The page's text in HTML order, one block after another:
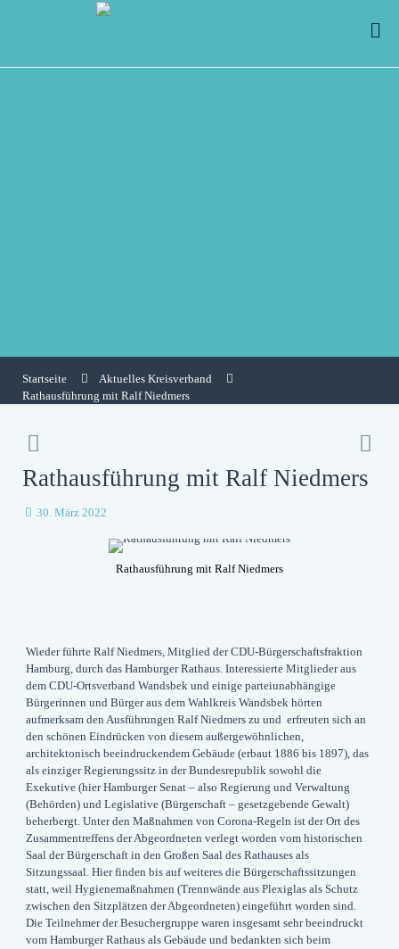
Startseite
Aktuelles Kreisverband
Rathausführung mit Ralf Niedmers
Rathausführung mit Ralf Niedmers
30. März 2022
Rathausführung mit Ralf Niedmers
Wieder führte Ralf Niedmers, Mitglied der CDU-Bürgerschaftsfraktion
Hamburg, durch das Hamburger Rathaus. Interessierte Mitglieder aus
dem CDU-Ortsverband Wandsbek und einige parteiunabhängige
Bürgerinnen und Bürger aus dem Wahlkreis Wandsbek hörten
aufmerksam den Ausführungen Ralf Niedmers zu und erfreuten sich an
den schönen Eindrücken von diesem außergewöhnlichen,
architektonisch beeindruckendem Gebäude (erbaut 1886 bis 1897), das
als einziger Regierungssitz in der Bundesrepublik sowohl die
Exekutive (hier Hamburger Senat – also Regierung und Verwaltung
(Behörden) und Legislative (Bürgerschaft – gesetzgebende Gewalt)
beherbergt. Unter den Maßnahmen von Corona-Regeln ist der Ort des
Zusammentreffens der Abgeordneten verlegt worden vom historischen
Saal der Bürgerschaft in den Großen Saal des Rathauses als
Sitzungssaal. Hier finden bis auf weiteres die Bürgerschaftssitzungen
statt, weil Hygienemaßnahmen (Trennwände aus Plexiglas als Schutz
zwischen den Sitzplätzen der Abgeordneten) eingeführt worden sind.
Die Teilnehmer der Besuchergruppe waren insgesamt sehr beeindruckt
vom Hamburger Rathaus als Gebäude und bedankten sich beim